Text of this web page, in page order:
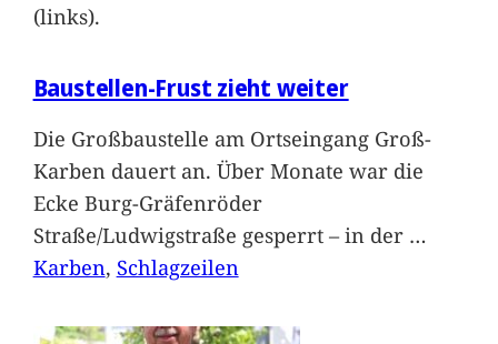
(links).
Baustellen-Frust zieht weiter
Die Großbaustelle am Ortseingang Groß-
Karben dauert an. Über Monate war die
Ecke Burg-Gräfenröder
Straße/Ludwigstraße gesperrt – in der …
Karben, Schlagzeilen